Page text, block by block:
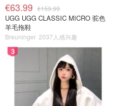
€63.99 €159.99
UGG UGG CLASSIC MICRO 驼色
羊毛拖鞋
Breuninger 2037人感兴趣
3